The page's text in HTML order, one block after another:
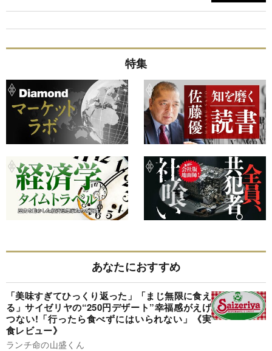
特集
あなたにおすすめ
「美味すぎてひっくり返った」「まじ無限に食え
る」サイゼリヤの“250円デザート”幸福感がえげ
つない!「行ったら食べずにはいられない」《実
食レビュー》
ランチ命の山盛くん